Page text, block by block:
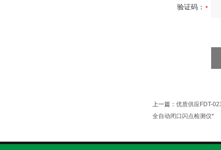
验证码：
上一篇： 优质供应FDT-
全自动闭口闪点检测仪*